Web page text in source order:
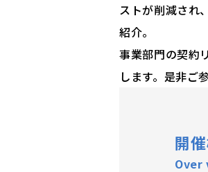
ストが削減され
紹介。
事業部門の契約
します。是非ご
開
Over